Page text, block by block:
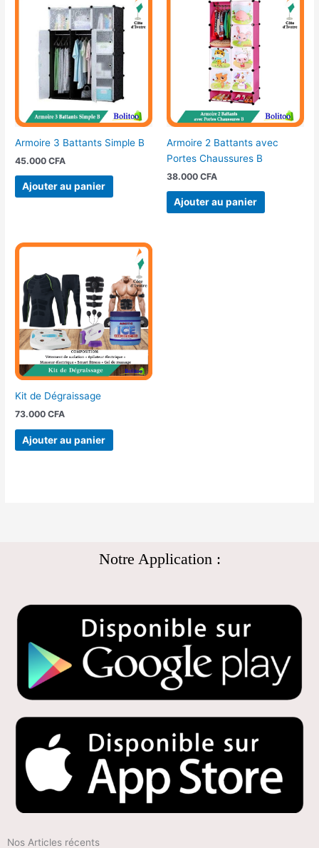
Armoire 3 Battants Simple B
45.000CFA
Ajouter au panier
Armoire 2 Battants avec
Portes Chaussures B
38.000 CFA
Ajouter au panier
Kit de Dégraissage
73.000CFA
Ajouter au panier
Notre Application :
Nos Articles récents